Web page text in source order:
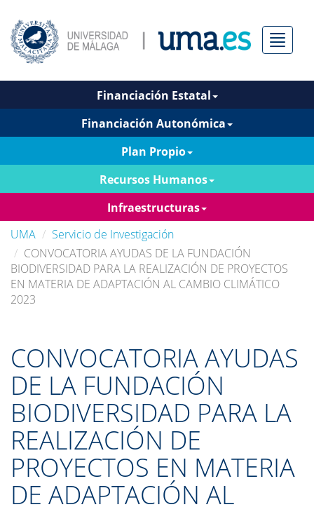
Menú
Financiación Estatal
Financiación Autonómica
Plan Propio
Recursos Humanos
Infraestructuras
UMA
Servicio de Investigación
CONVOCATORIA AYUDAS DE LA FUNDACIÓN
BIODIVERSIDAD PARA LA REALIZACIÓN DE PROYECTOS
EN MATERIA DE ADAPTACIÓN AL CAMBIO CLIMÁTICO
2023
CONVOCATORIA AYUDAS
DE LA FUNDACIÓN
BIODIVERSIDAD PARA LA
REALIZACIÓN DE
PROYECTOS EN MATERIA
DE ADAPTACIÓN AL